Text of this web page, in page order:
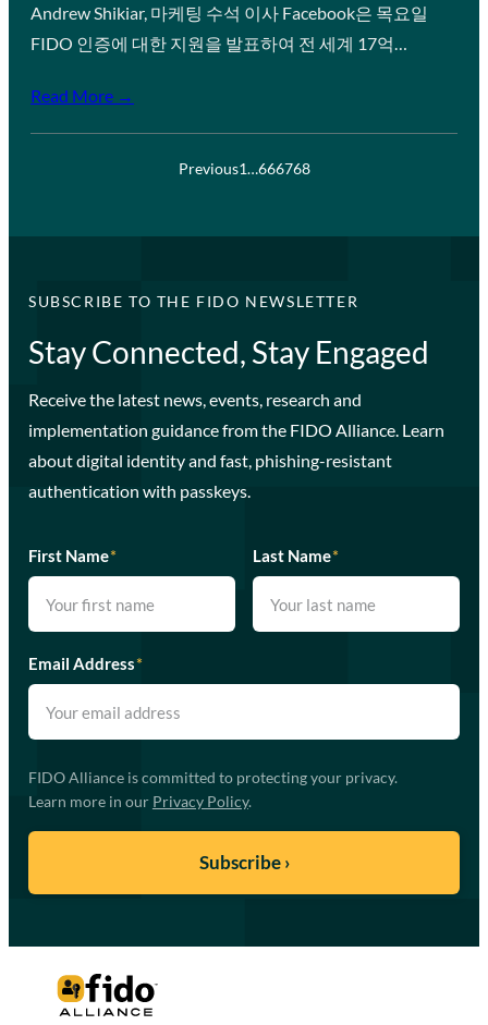
Andrew Shikiar, 마케팅 수석 이사 Facebook은 목요일
FIDO 인증에 대한 지원을 발표하여 전 세계 17억…
Read More →
Previous1…666768
SUBSCRIBE TO THE FIDO NEWSLETTER
Stay Connected, Stay Engaged
Receive the latest news, events, research and
implementation guidance from the FIDO Alliance. Learn
about digital identity and fast, phishing-resistant
authentication with passkeys.
First Name* Last Name*
Email Address*
FIDO Alliance is committed to protecting your privacy.
Learn more in our Privacy Policy.